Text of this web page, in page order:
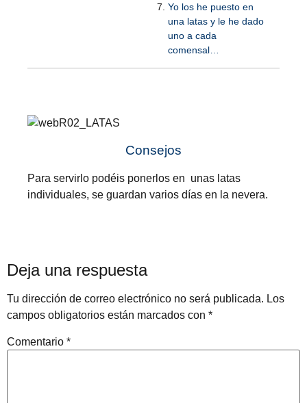
Yo los he puesto en
una latas y le he dado
uno a cada
comensal…
Consejos
Para servirlo podéis ponerlos en unas latas
individuales, se guardan varios días en la nevera.
Deja una respuesta
Tu dirección de correo electrónico no será publicada. Los
campos obligatorios están marcados con *
Comentario *